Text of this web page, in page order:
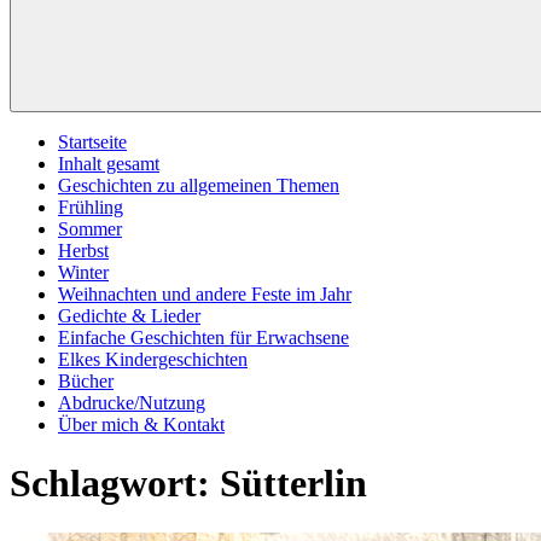
Startseite
Inhalt gesamt
Geschichten zu allgemeinen Themen
Frühling
Sommer
Herbst
Winter
Weihnachten und andere Feste im Jahr
Gedichte & Lieder
Einfache Geschichten für Erwachsene
Elkes Kindergeschichten
Bücher
Abdrucke/Nutzung
Über mich & Kontakt
Schlagwort: Sütterlin